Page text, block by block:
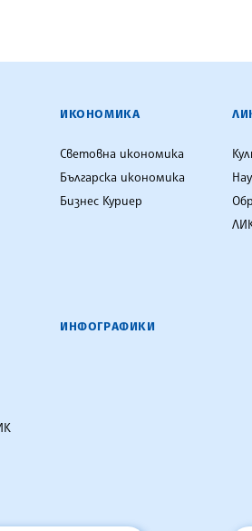
ИКОНОМИКА
Световна икономика
Българска икономика
Бизнес Куриер
ИНФОГРАФИКИ